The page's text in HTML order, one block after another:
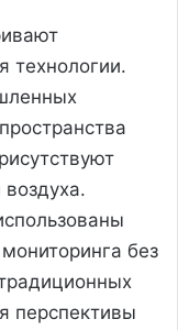
технологии.
без
перспективы